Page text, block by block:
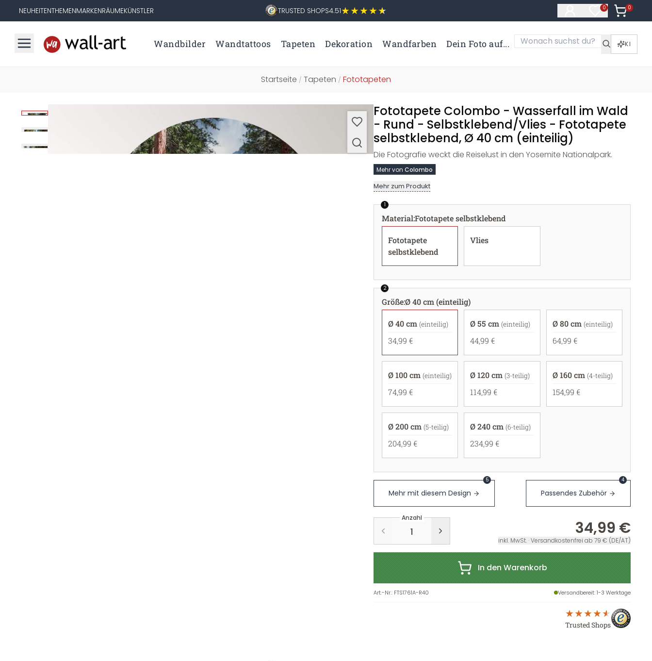
NEUHEITENTHEMENMARKENRÄUMEKÜNSTLER TRUSTED SHOPS4.51 0
Artikel im
0
Artikel
Wandbilder Wandtattoos Tapeten Dekoration Wandfarben Dein Foto auf... KI
Startseite / Tapeten / Fototapeten
Fototapete Colombo - Wasserfall im Wald
- Rund - Selbstklebend/Vlies - Fototapete
selbstklebend, Ø 40 cm (einteilig)
Die Fotografie weckt die Reiselust in den Yosemite Nationalpark.
Mehr von Colombo
Mehr zum Produkt
1
Material:Fototapete selbstklebend
Fototapete
selbstklebend
Vlies
2
Größe:Ø 40 cm (einteilig)
Ø 40 cm (einteilig)
34,99 €
Ø 55 cm (einteilig)
44,99 €
Ø 80 cm (einteilig)
64,99 €
Ø 100 cm (einteilig)
74,99 €
Ø 120 cm (3-teilig)
114,99 €
Ø 160 cm (4-teilig)
154,99 €
Ø 200 cm (5-teilig)
204,99 €
Ø 240 cm (6-teilig)
234,99 €
Mehr mit diesem Design
5
Passendes Zubehör
4
Anzahl
34,99 €
inkl. MwSt. · Versandkostenfrei ab 79 € (DE/AT)
In den Warenkorb
Art.-Nr.: FTS1761A-R40 Versandbereit: 1-3 Werktage
Trusted Shops